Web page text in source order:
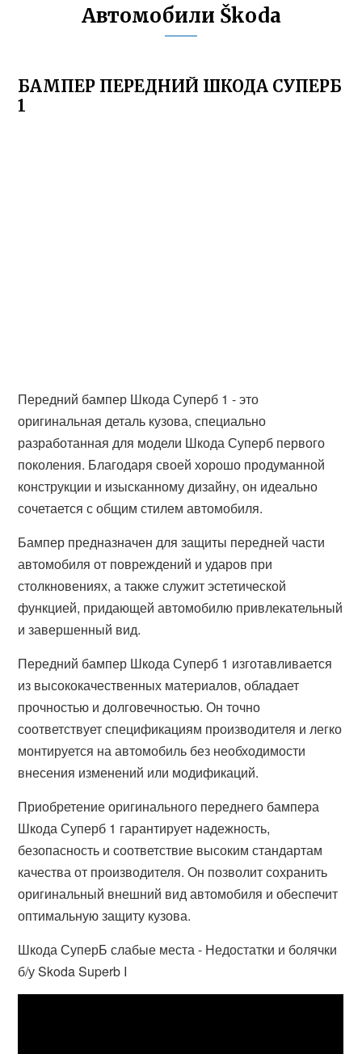
Автомобили Škoda
БАМПЕР ПЕРЕДНИЙ ШКОДА СУПЕРБ
1
Передний бампер Шкода Суперб 1 - это
оригинальная деталь кузова, специально
разработанная для модели Шкода Суперб первого
поколения. Благодаря своей хорошо продуманной
конструкции и изысканному дизайну, он идеально
сочетается с общим стилем автомобиля.
Бампер предназначен для защиты передней части
автомобиля от повреждений и ударов при
столкновениях, а также служит эстетической
функцией, придающей автомобилю привлекательный
и завершенный вид.
Передний бампер Шкода Суперб 1 изготавливается
из высококачественных материалов, обладает
прочностью и долговечностью. Он точно
соответствует спецификациям производителя и легко
монтируется на автомобиль без необходимости
внесения изменений или модификаций.
Приобретение оригинального переднего бампера
Шкода Суперб 1 гарантирует надежность,
безопасность и соответствие высоким стандартам
качества от производителя. Он позволит сохранить
оригинальный внешний вид автомобиля и обеспечит
оптимальную защиту кузова.
Шкода СуперБ слабые места - Недостатки и болячки
б/у Skoda Superb I